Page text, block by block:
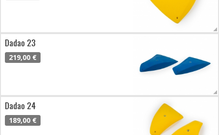
Dadao 23
219,00 €
Dadao 24
189,00 €